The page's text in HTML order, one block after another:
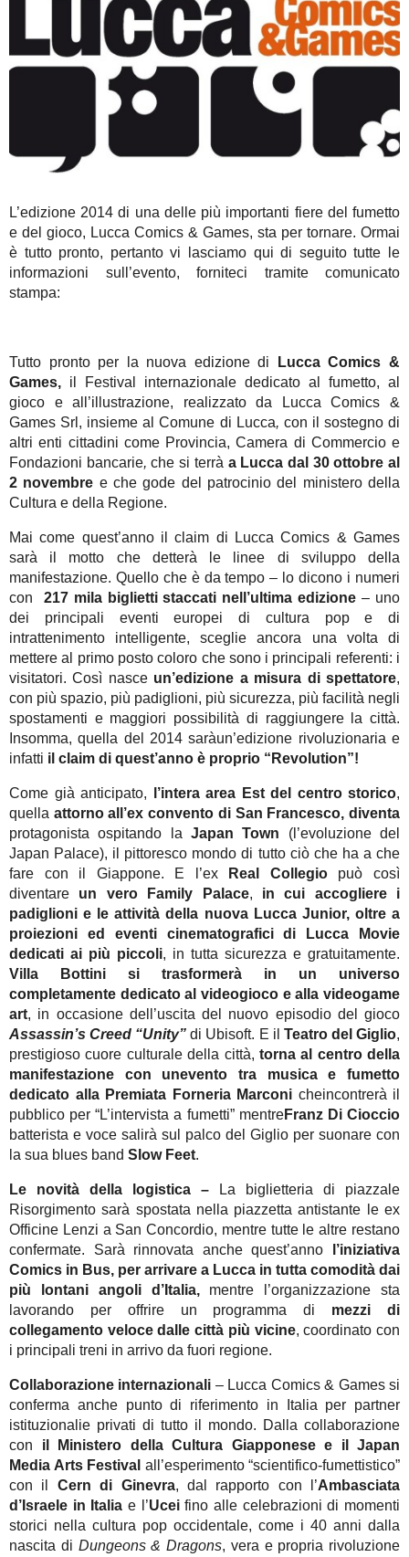
L’edizione 2014 di una delle più importanti fiere del fumetto
e del gioco, Lucca Comics & Games, sta per tornare. Ormai
è tutto pronto, pertanto vi lasciamo qui di seguito tutte le
informazioni sull’evento, forniteci tramite comunicato
stampa:
Tutto pronto per la nuova edizione di
Lucca Comics &
Games, il Festival internazionale dedicato al fumetto, al
gioco e all’illustrazione, realizzato da Lucca Comics &
Games Srl, insieme al Comune di Lucca, con il sostegno di
altri enti cittadini come Provincia, Camera di Commercio e
Fondazioni bancarie, che si terrà a Lucca dal 30 ottobre al
2 novembre e che gode del patrocinio del ministero della
Cultura e della Regione.
Mai come quest’anno il claim di Lucca Comics & Games
sarà il motto che detterà le linee di sviluppo della
manifestazione. Quello che è da tempo – lo dicono i numeri
con 217 mila biglietti staccati nell’ultima edizione– uno
dei principali eventi europei di cultura pop e di
intrattenimento intelligente, sceglie ancora una volta di
mettere al primo posto coloro che sono i principali referenti: i
visitatori. Così nasce un’edizione a misura di spettatore,
con più spazio, più padiglioni, più sicurezza, più facilità negli
spostamenti e maggiori possibilità di raggiungere la città.
Insomma, quella del 2014 saràun’edizione rivoluzionaria e
infatti il claim di quest’anno è proprio “Revolution”!
Come già anticipato, l’intera area Est del centro storico,
quella attorno all’ex convento di San Francesco, diventa
protagonista ospitando la Japan Town (l’evoluzione del
Japan Palace), il pittoresco mondo di tutto ciò che ha a che
fare con il Giappone. E l’exReal Collegio può così
diventare un vero Family Palace, in cui accogliere i
padiglioni e le attività della nuova Lucca Junior, oltre a
proiezioni ed eventi cinematografici di Lucca Movie
dedicati ai più piccoli, in tutta sicurezza e gratuitamente.
Villa Bottini si trasformerà in un universo
completamente dedicato al videogioco e alla videogame
art, in occasione dell’uscita del nuovo episodio del gioco
Assassin’s Creed “Unity” di Ubisoft. E il Teatro del Giglio,
prestigioso cuore culturale della città, torna al centro della
manifestazione con unevento tra musica e fumetto
dedicato alla Premiata Forneria Marconi cheincontrerà il
pubblico per “L’intervista a fumetti” mentreFranz Di Cioccio
batterista e voce salirà sul palco del Giglio per suonare con
la sua blues band Slow Feet.
Le novità della logistica –
La biglietteria di piazzale
Risorgimento sarà spostata nella piazzetta antistante le ex
Officine Lenzi a San Concordio, mentre tutte le altre restano
confermate. Sarà rinnovata anche quest’anno
l’iniziativa
Comics in Bus, per arrivare a Lucca in tutta comodità dai
più lontani angoli d’Italia,mentre l’organizzazione sta
lavorando per offrire un programma di mezzi di
collegamento veloce dalle città più vicine, coordinato con
i principali treni in arrivo da fuori regione.
Collaborazione internazionali – Lucca Comics & Games si
conferma anche punto di riferimento in Italia per partner
istituzionalie privati di tutto il mondo. Dalla collaborazione
con il Ministero della Cultura Giapponese e il Japan
Media Arts Festival all’esperimento “scientifico-fumettistico”
con il Cern di Ginevra, dal rapporto con l’Ambasciata
d’Israele in Italia e l’Uceifino alle celebrazioni di momenti
storici nella cultura pop occidentale, come i 40 anni dalla
nascita di Dungeons & Dragons, vera e propria rivoluzione